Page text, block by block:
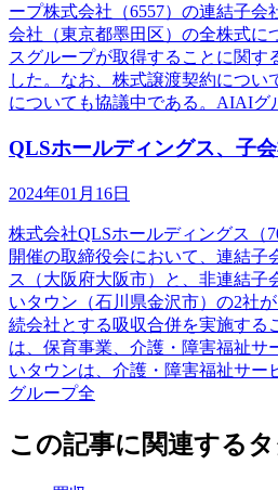
ープ株式会社（6557）の連結子会
会社（東京都墨田区）の全株式に
スグループが取得することに関す
した。なお、株式譲渡契約につい
についても協議中である。AIAIグ
QLSホールディングス、子
2024年01月16日
株式会社QLSホールディングス（
開催の取締役会において、連結子
ス（大阪府大阪市）と、非連結子
いタウン（石川県金沢市）の2社
続会社とする吸収合併を実施する
は、保育事業、介護・障害福祉サ
いタウンは、介護・障害福祉サー
グループ全
この記事に関連する